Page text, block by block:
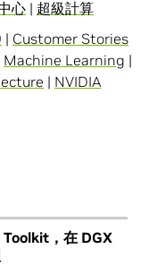
心 | 超級計算
| Customer Stories
Machine Learning |
| NVIDIA
，在 DGX